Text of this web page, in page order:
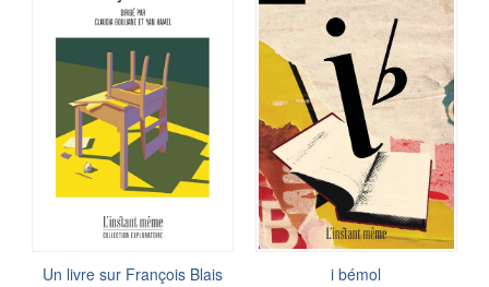
Un livre sur François Blais i bémol